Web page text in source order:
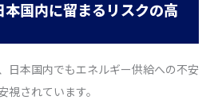
国内に留まるリスクの高
日本国内でもエネルギー供給への不安
されています。